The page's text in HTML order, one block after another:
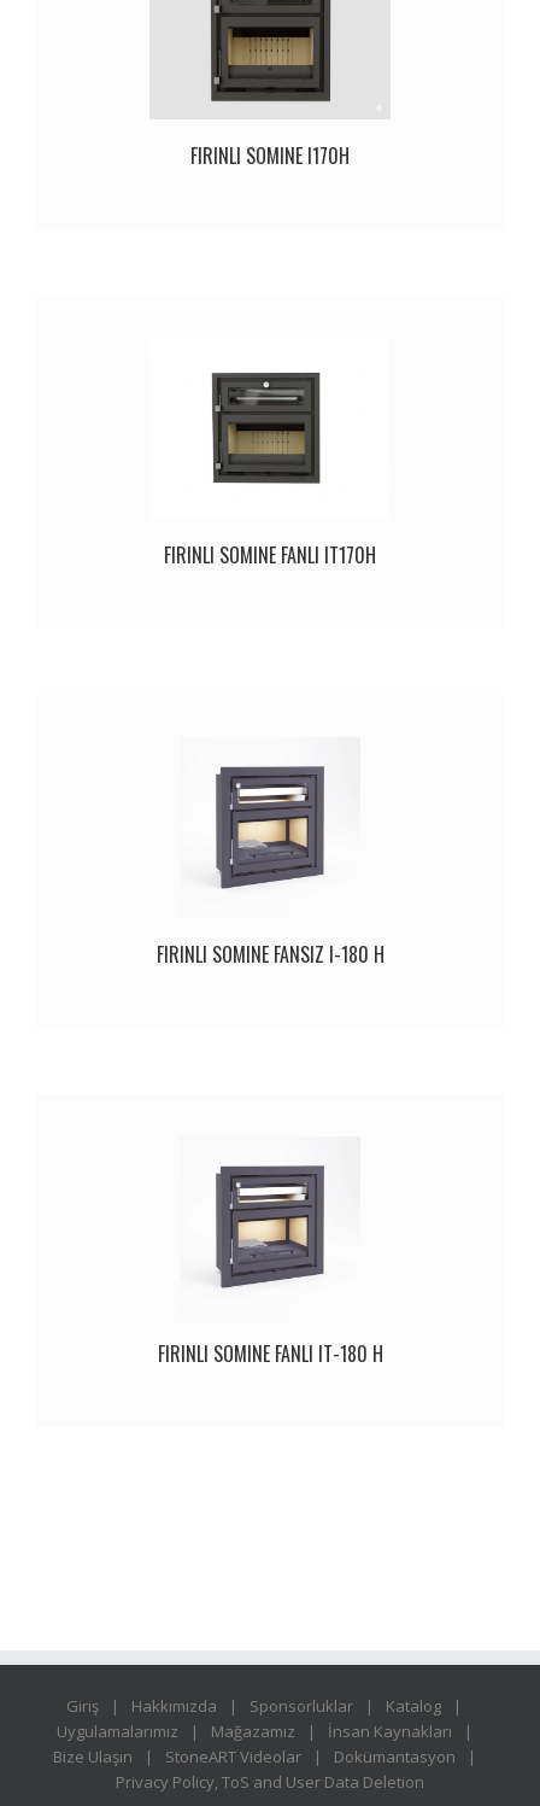
FIRINLI SOMINE I170H
FIRINLI SOMINE FANLI IT170H
FIRINLI SOMINE FANSIZ I-180 H
FIRINLI SOMINE FANLI IT-180 H
Giriş Hakkımızda Sponsorluklar
Katalog
Uygulamalarımız
Mağazamız
İnsan Kaynakları
Bize Ulaşın
StoneART Videolar
Dokümantasyon
Privacy Policy, ToS and User Data Deletion